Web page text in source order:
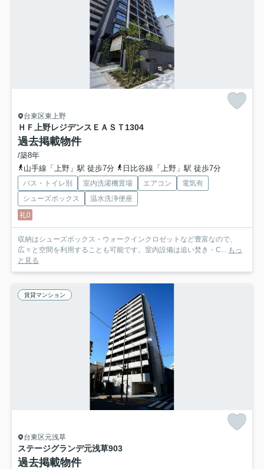
台東区東上野
ＨＦ上野レジデンスＥＡＳＴ 1304
過去掲載物件
/築8年
山手線「上野」駅 徒歩7分
日比谷線「上野」駅 徒歩7分
バス・トイレ別 室内洗濯機置場 エアコン
電気有
シューズボックス
温水洗浄便座
礼0
収納はシューズボックス・ウォークインクロゼットなど豊富なので、
広々と空間を利用することも可能です。室内設備は追い焚き・C...
もっ
と見る
賃貸マンション
台東区元浅草
ステージグランデ元浅草903
過去掲載物件